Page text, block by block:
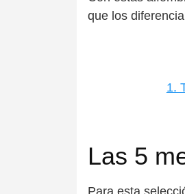
que los
1.
Las 5
Para esta